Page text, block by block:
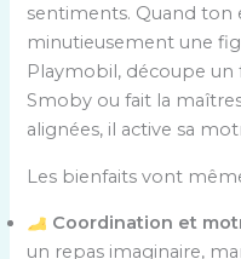
sentiments. Quand ton
minutieusement une
Playmobil, découpe un
Smoby ou fait la
alignées, il active sa
Les bienfaits vont
Coordination et
un repas imaginaire,